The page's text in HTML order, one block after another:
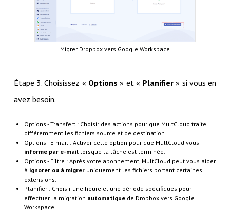
Migrer Dropbox vers Google Workspace
Étape 3. Choisissez « Options » et « Planifier » si vous en
avez besoin.
Options - Transfert : Choisir des actions pour que MultCloud traite
différemment les fichiers source et de destination.
Options - E-mail : Activer cette option pour que MultCloud vous
informe par e-maillorsque la tâche est terminée.
Options - Filtre : Après votre abonnement, MultCloud peut vous aider
à ignorer ou à migreruniquement les fichiers portant certaines
extensions.
Planifier : Choisir une heure et une période spécifiques pour
effectuer la migration automatiquede Dropbox vers Google
Workspace.